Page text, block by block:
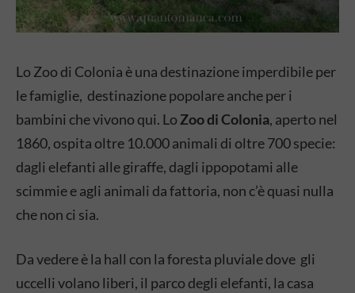
Lo Zoo di Colonia è una destinazione imperdibile per
le famiglie, destinazione popolare anche per i
bambini che vivono qui. Lo Zoo di Colonia, aperto nel
1860, ospita oltre 10.000 animali di oltre 700 specie:
dagli elefanti alle giraffe, dagli ippopotami alle
scimmie e agli animali da fattoria, non c’è quasi nulla
che non ci sia.
Da vedere è la hall con la foresta pluviale dove gli
uccelli volano liberi, il parco degli elefanti, la casa